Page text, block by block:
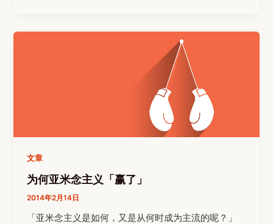
文章
为何亚米念主义「赢了」
2014年2月14日
「亚米念主义是如何，又是从何时成为主流的呢？」